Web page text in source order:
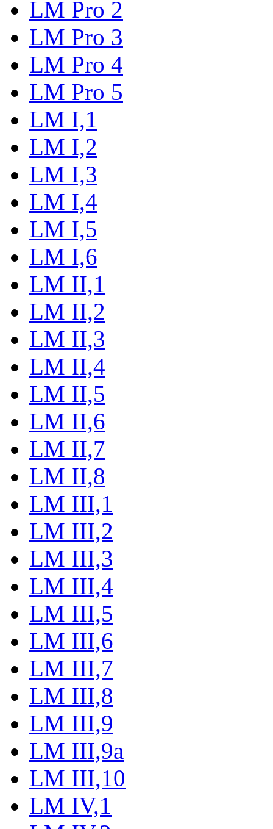
LM Pro 2
LM Pro 3
LM Pro 4
LM Pro 5
LM I,1
LM I,2
LM I,3
LM I,4
LM I,5
LM I,6
LM II,1
LM II,2
LM II,3
LM II,4
LM II,5
LM II,6
LM II,7
LM II,8
LM III,1
LM III,2
LM III,3
LM III,4
LM III,5
LM III,6
LM III,7
LM III,8
LM III,9
LM III,9a
LM III,10
LM IV,1